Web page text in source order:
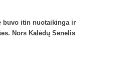
buvo itin nuotaikinga ir
Nors Kalėdų Senelis